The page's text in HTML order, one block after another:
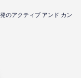
のアクティブ アンド カン